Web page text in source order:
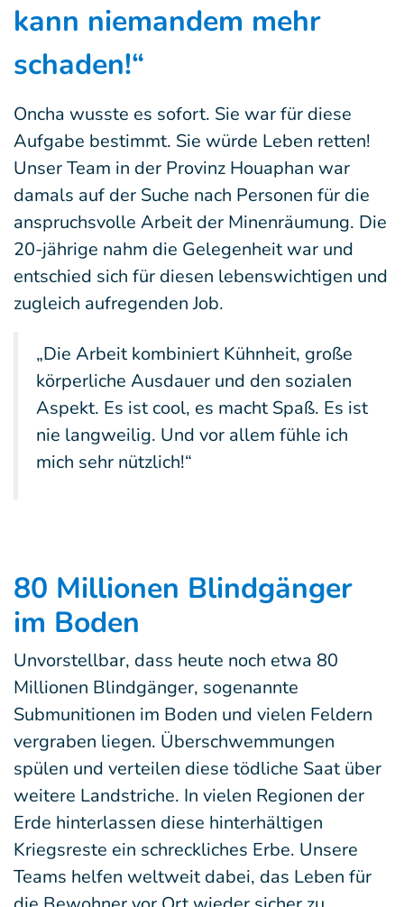
kann niemandem mehr
schaden!“
Oncha wusste es sofort. Sie war für diese
Aufgabe bestimmt. Sie würde Leben retten!
Unser Team in der Provinz Houaphan war
damals auf der Suche nach Personen für die
anspruchsvolle Arbeit der Minenräumung. Die
20-jährige nahm die Gelegenheit war und
entschied sich für diesen lebenswichtigen und
zugleich aufregenden Job.
„Die Arbeit kombiniert Kühnheit, große
körperliche Ausdauer und den sozialen
Aspekt. Es ist cool, es macht Spaß. Es ist
nie langweilig. Und vor allem fühle ich
mich sehr nützlich!“
80 Millionen Blindgänger
im Boden
Unvorstellbar, dass heute noch etwa 80
Millionen Blindgänger, sogenannte
Submunitionen im Boden und vielen Feldern
vergraben liegen. Überschwemmungen
spülen und verteilen diese tödliche Saat über
weitere Landstriche. In vielen Regionen der
Erde hinterlassen diese hinterhältigen
Kriegsreste ein schreckliches Erbe. Unsere
Teams helfen weltweit dabei, das Leben für